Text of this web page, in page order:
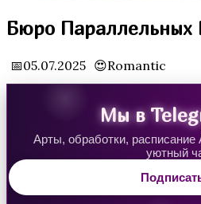
Аверрис: Дитя Разлома
Бюро Параллельных
📅05.07.2025 😍Romantic
Мы в
Арты, обработки,
уютный